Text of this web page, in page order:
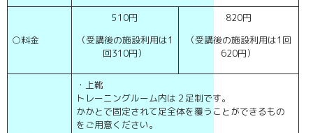
○料金
510円
（受講後の施設利用は1
回310円）
820円
（受講後の施設利用は1回
620円）
・上靴
トレーニングルーム内は２足制です。
かかとで固定されて足全体を覆うことができるもの
をご用意ください。